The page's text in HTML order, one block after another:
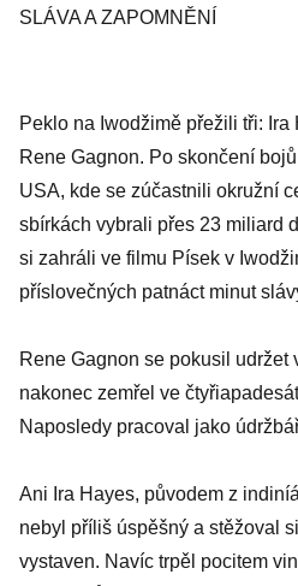
SLÁVA A ZAPOMNĚNÍ
Peklo na Iwodžimě přežili tři: Ira
Rene Gagnon. Po skončení
USA, kde se zúčastnili okružní
sbírkách vybrali přes 23 miliard
si zahráli ve filmu Písek v
příslovečných patnáct minut
Rene Gagnon se pokusil udržet
nakonec zemřel ve
Naposledy pracoval jako
Ani Ira Hayes, původem z
nebyl příliš úspěšný a stěžoval
vystaven. Navíc trpěl pocitem